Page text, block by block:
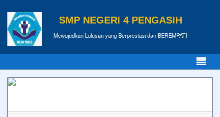
SMP NEGERI 4 PENGASIH
Mewujudkan Lulusan yang Berprestasi dan BEREMPATI